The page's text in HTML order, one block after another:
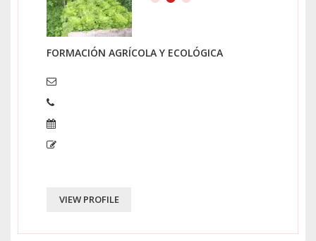
FORMACIÓN AGRÍCOLA Y ECOLÓGICA
VIEW PROFILE